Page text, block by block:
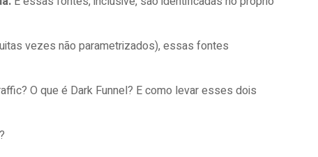
vezes não parametrizados), essas fontes
O que é Dark Funnel? E como levar esses dois